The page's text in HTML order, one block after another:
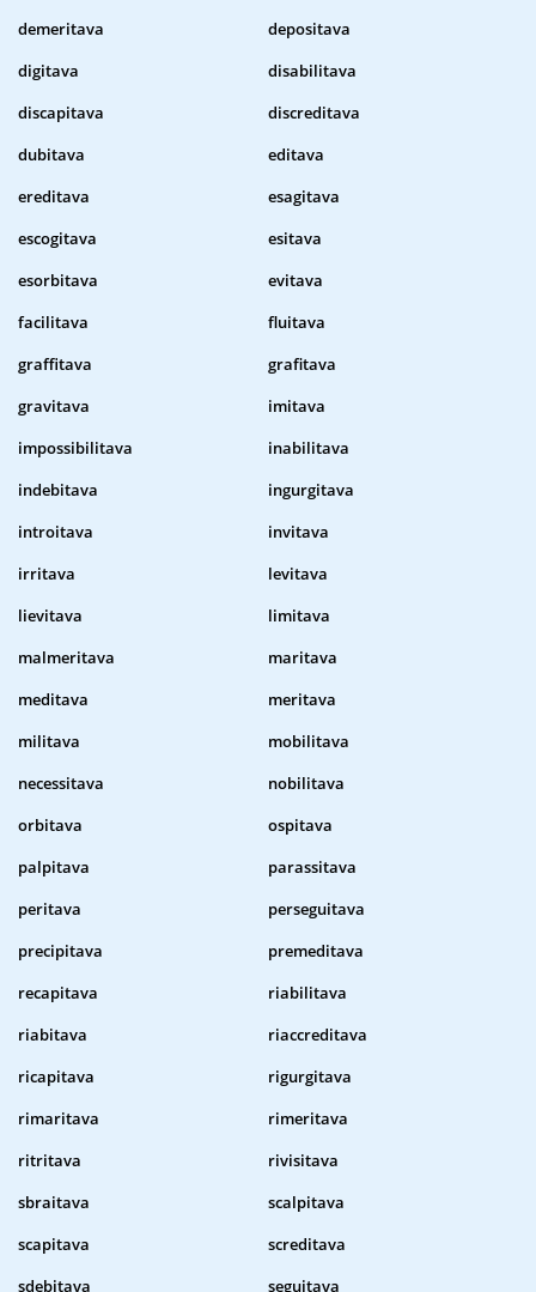
demeritava
depositava
digitava
disabilitava
discapitava
discreditava
dubitava
editava
ereditava
esagitava
escogitava
esitava
esorbitava
evitava
facilitava
fluitava
graffitava
grafitava
gravitava
imitava
impossibilitava
inabilitava
indebitava
ingurgitava
introitava
invitava
irritava
levitava
lievitava
limitava
malmeritava
maritava
meditava
meritava
militava
mobilitava
necessitava
nobilitava
orbitava
ospitava
palpitava
parassitava
peritava
perseguitava
precipitava
premeditava
recapitava
riabilitava
riabitava
riaccreditava
ricapitava
rigurgitava
rimaritava
rimeritava
ritritava
rivisitava
sbraitava
scalpitava
scapitava
screditava
sdebitava
seguitava